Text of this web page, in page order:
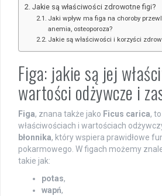
Jakie są właściwości zdrowotne figi?
Jaki wpływ ma figa na choroby
anemia, osteoporoza?
Jakie są właściwości i korzyści
Figa: jakie są jej
wartości odżywcze i
Figa, znana także jako Ficus carica,
właściwościach i wartościach
błonnika, który wspiera prawidłowe
pokarmowego. W figach możemy
takie jak:
potas,
wapń,